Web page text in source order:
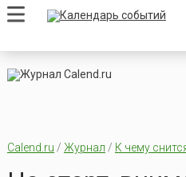
Calend.ru / Журнал / К чему